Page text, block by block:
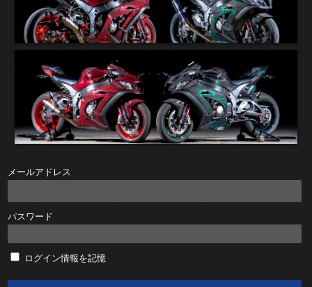
メールアドレス
パスワード
ログイン情報を記憶